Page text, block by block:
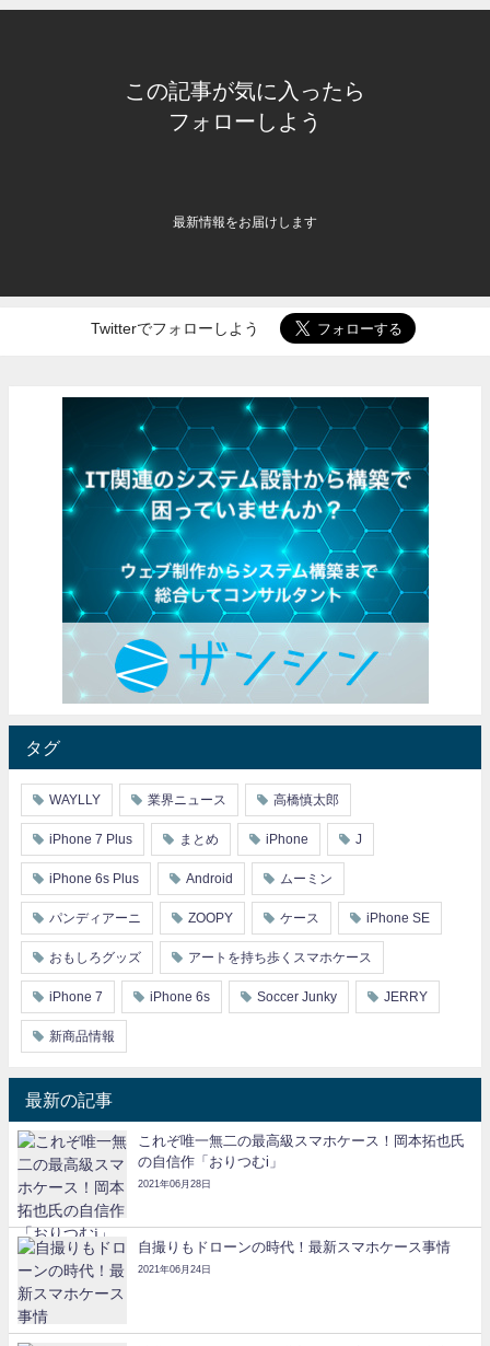
この記事が気に入ったら
フォローしよう
最新情報をお届けします
Twitterでフォローしよう
タグ
WAYLLY 業界ニュース 高橋慎太郎
iPhone 7 Plus まとめ iPhone J
iPhone 6s Plus Android ムーミン
パンディアーニ ZOOPY ケース iPhone SE
おもしろグッズ アートを持ち歩くスマホケース
iPhone 7 iPhone 6s Soccer Junky JERRY
新商品情報
最新の記事
これぞ唯一無二の最高級スマホケース！岡本拓也氏
の自信作「おりつむi」
2021年06月28日
自撮りもドローンの時代！最新スマホケース事情
2021年06月24日